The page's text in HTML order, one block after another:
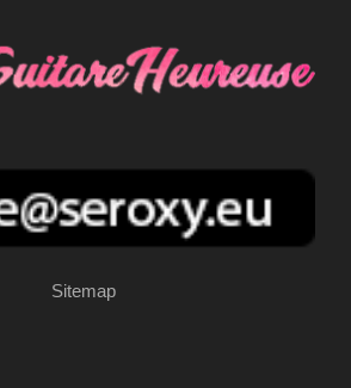
Sitemap